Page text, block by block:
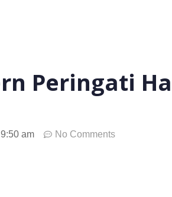
Peringati
9:50 am No Comments